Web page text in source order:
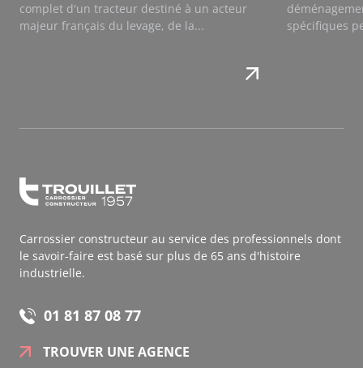
complet d'un tracteur destiné à un acteur
majeur français du levage, de la...
spécifiques
Carrossier constructeur au service des professionnels dont
le savoir-faire est basé sur plus de 65 ans d'histoire
industrielle.
01 81 87 08 77
TROUVER UNE AGENCE